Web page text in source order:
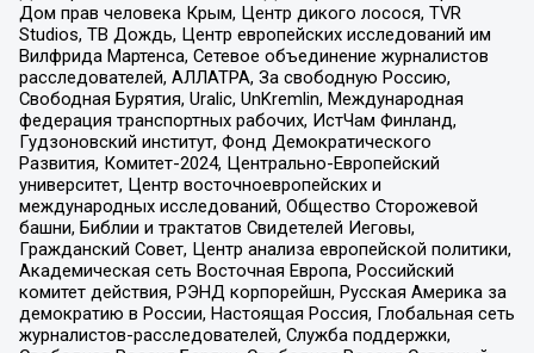
Дом прав человека Крым, Центр дикого лосося, TVR
Studios, ТВ Дождь, Центр европейских исследований им
Вилфрида Мартенса, Сетевое объединение журналистов
расследователей, АЛЛАТРА, За свободную Россию,
Свободная Бурятия, Uralic, UnKremlin, Международная
федерация транспортных рабочих, ИстЧам Финланд,
Гудзоновский институт, Фонд Демократического
Развития, Комитет-2024, Центрально-Европейский
университет, Центр восточноевропейских и
международных исследований, Общество Сторожевой
башни, Библии и трактатов Свидетелей Иеговы,
Гражданский Совет, Центр анализа европейской политики,
Академическая сеть Восточная Европа, Российский
комитет действия, РЭНД корпорейшн, Русская Америка за
демократию в России, Настоящая Россия, Глобальная сеть
журналистов-расследователей, Служба поддержки,